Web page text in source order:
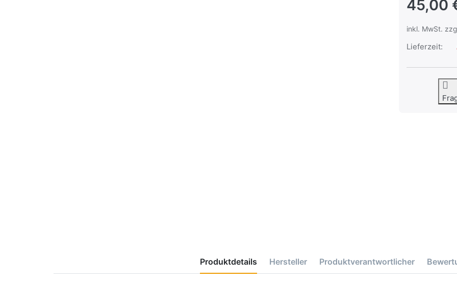
45,00
inkl. MwSt.
Lieferzeit:
Produktdetails Hersteller Produktverantwortlicher